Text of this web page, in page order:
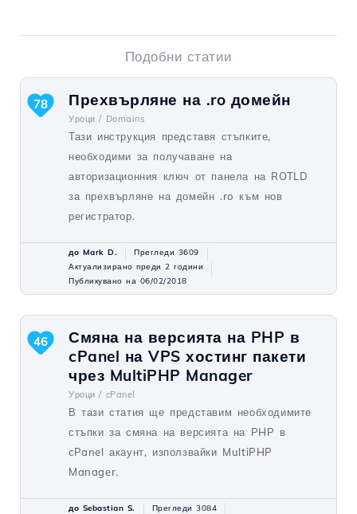
Подобни статии
Прехвърляне на .ro домейн
Уроци / Domains
Тази инструкция представя стъпките,
необходими за получаване на
авторизационния ключ от панела на ROTLD
за прехвърляне на домейн .ro към нов
регистратор.
78
до Mark D.
Прегледи 3609
Актуализирано преди 2 години
Публикувано на 06/02/2018
Смяна на версията на PHP в
cPanel на VPS хостинг пакети
чрез MultiPHP Manager
Уроци / cPanel
В тази статия ще представим необходимите
стъпки за смяна на версията на PHP в
cPanel акаунт, използвайки MultiPHP
Manager.
46
до Sebastian S.
Прегледи 3084